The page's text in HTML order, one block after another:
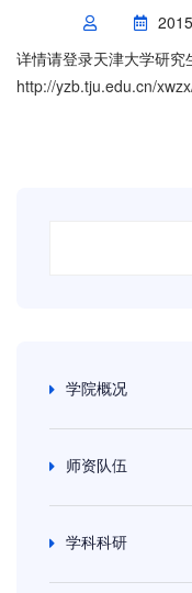
学院概况
师资队伍
学科科研
详情请登录天津大学研究
http://yzb.tju.edu.cn/